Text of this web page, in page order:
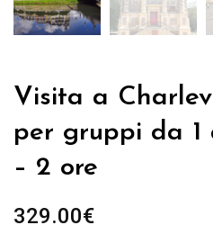
Visita a
per gruppi da 1
– 2 ore
329.00€